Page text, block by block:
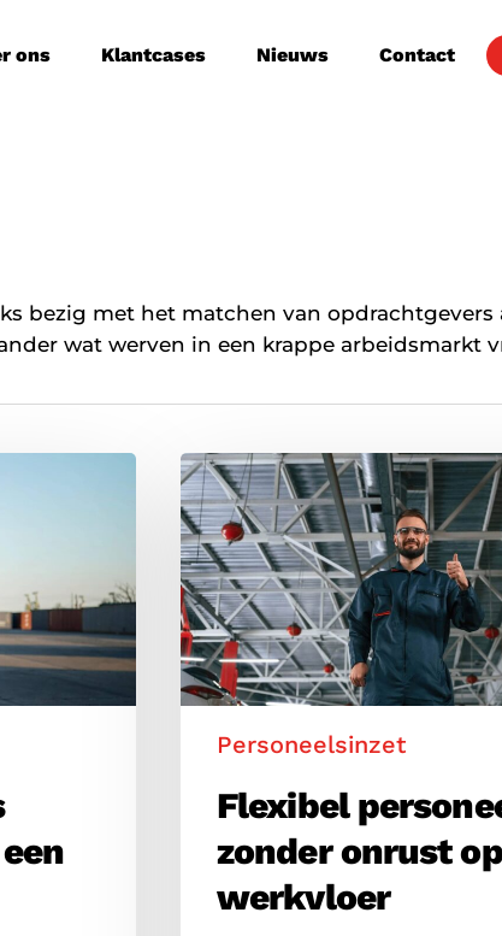
ons Klantcases Nieuws Contact
bezig met het matchen van opdrachtgevers
wat werven in een krappe arbeidsmarkt
Flexibel
personeel
zonder
onrust
op
de
werkvloer
Personeelsinzet
Flexibel
zonder onrust
werkvloer